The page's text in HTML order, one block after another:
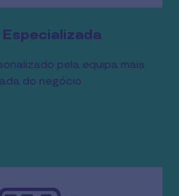
pela equipa mais
do negócio